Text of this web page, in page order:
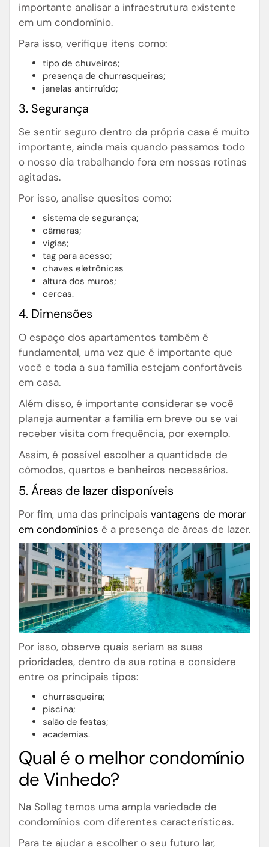
importante analisar a infraestrutura existente
em um condomínio.
Para isso, verifique itens como:
tipo de chuveiros;
presença de churrasqueiras;
janelas antirruído;
3. Segurança
Se sentir seguro dentro da própria casa é muito
importante, ainda mais quando passamos todo
o nosso dia trabalhando fora em nossas rotinas
agitadas.
Por isso, analise quesitos como:
sistema de segurança;
câmeras;
vigias;
tag para acesso;
chaves eletrônicas
altura dos muros;
cercas.
4. Dimensões
O espaço dos apartamentos também é
fundamental, uma vez que é importante que
você e toda a sua família estejam confortáveis
em casa.
Além disso, é importante considerar se você
planeja aumentar a família em breve ou se vai
receber visita com frequência, por exemplo.
Assim, é possível escolher a quantidade de
cômodos, quartos e banheiros necessários.
5. Áreas de lazer disponíveis
Por fim, uma das principais vantagens de morar
em condomínios é a presença de áreas de lazer.
Por isso, observe quais seriam as suas
prioridades, dentro da sua rotina e considere
entre os principais tipos:
churrasqueira;
piscina;
salão de festas;
academias.
Qual é o melhor condomínio
de Vinhedo?
Na Sollag temos uma ampla variedade de
condomínios com diferentes características.
Para te ajudar a escolher o seu futuro lar,